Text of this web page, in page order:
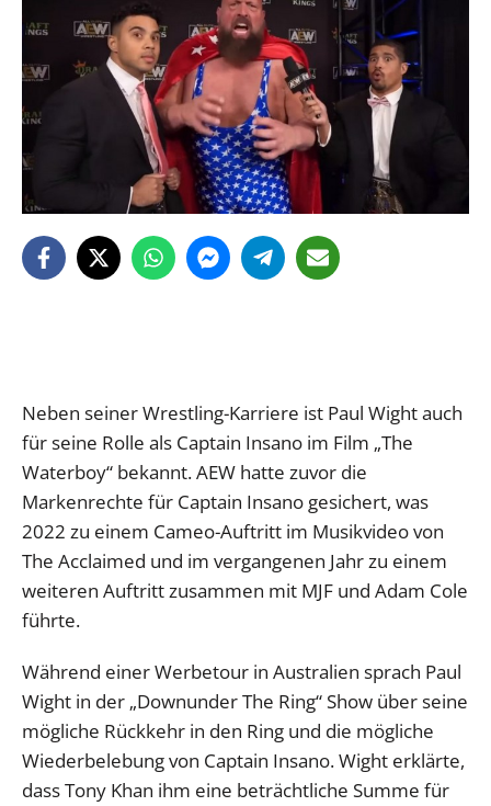
Neben seiner Wrestling-Karriere ist Paul Wight auch
für seine Rolle als Captain Insano im Film „The
Waterboy“ bekannt. AEW hatte zuvor die
Markenrechte für Captain Insano gesichert, was
2022 zu einem Cameo-Auftritt im Musikvideo von
The Acclaimed und im vergangenen Jahr zu einem
weiteren Auftritt zusammen mit MJF und Adam Cole
führte.
Während einer Werbetour in Australien sprach Paul
Wight in der „Downunder The Ring“ Show über seine
mögliche Rückkehr in den Ring und die mögliche
Wiederbelebung von Captain Insano. Wight erklärte,
dass Tony Khan ihm eine beträchtliche Summe für